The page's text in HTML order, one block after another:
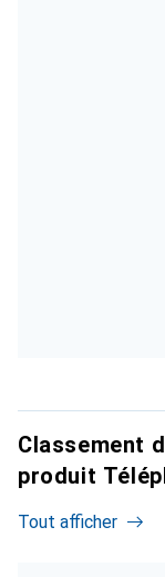
Classement
produit
Tout afficher